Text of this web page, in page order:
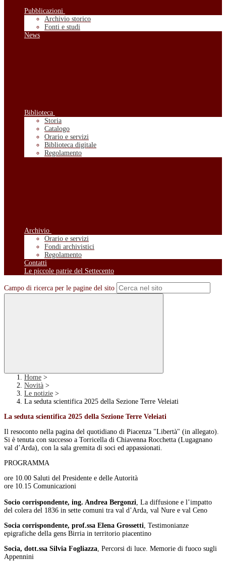
Pubblicazioni
Archivio storico
Fonti e studi
News
Biblioteca
Storia
Catalogo
Orario e servizi
Biblioteca digitale
Regolamento
Archivio
Orario e servizi
Fondi archivistici
Regolamento
Contatti
Le piccole patrie del Settecento
Campo di ricerca per le pagine del sito
Home >
Novità >
Le notizie >
La seduta scientifica 2025 della Sezione Terre Veleiati
La seduta scientifica 2025 della Sezione Terre Veleiati
Il resoconto nella pagina del quotidiano di Piacenza "Libertà" (in allegato).
Si è tenuta con successo a Torricella di Chiavenna Rocchetta (Lugagnano
val d’Arda), con la sala gremita di soci ed appassionati.
PROGRAMMA
ore 10.00 Saluti del Presidente e delle Autorità
ore 10.15 Comunicazioni
Socio corrispondente, ing. Andrea Bergonzi, La diffusione e l’impatto
del colera del 1836 in sette comuni tra val d’Arda, val Nure e val Ceno
Socia corrispondente, prof.ssa Elena Grossetti, Testimonianze
epigrafiche della gens Birria in territorio piacentino
Socia, dott.ssa Silvia Fogliazza, Percorsi di luce. Memorie di fuoco sugli
Appennini